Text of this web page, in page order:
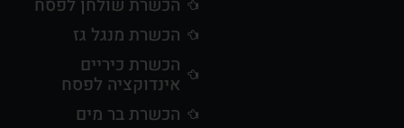
הכשרת שולחן לפסח
הכשרת מנגל גז
הכשרת כיריים
אינדוקציה לפסח
הכשרת בר מים